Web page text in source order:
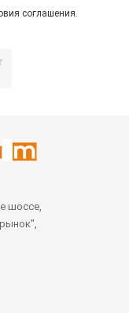
соглашения.
шоссе,